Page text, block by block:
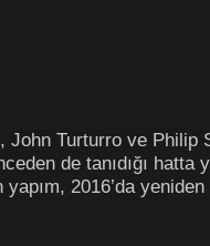
Turturro ve
de tanıdığı hatta
2016’da